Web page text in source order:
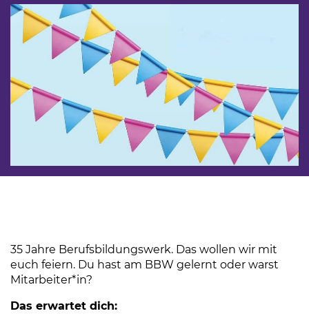
35 Jahre Berufsbildungswerk. Das wollen wir mit
euch feiern. Du hast am BBW gelernt oder warst
Mitarbeiter*in?
Das erwartet dich: